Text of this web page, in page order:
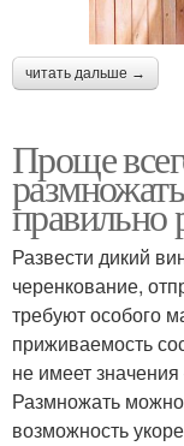
читать дальше →
Проще
правильно
Развести дикий
черенкование,
требуют особого
приживаемость
не имеет
Размножать
возможность